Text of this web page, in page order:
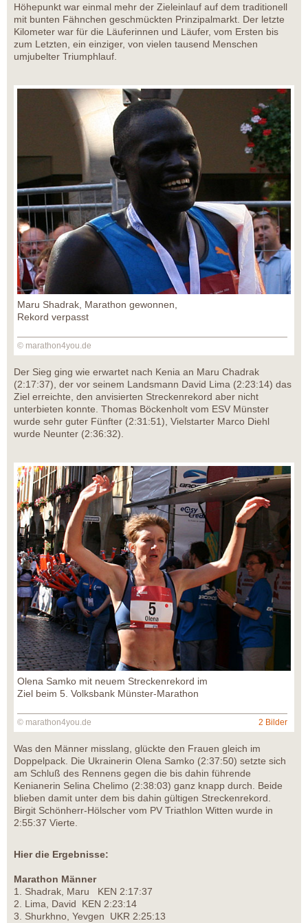
Höhepunkt war einmal mehr der Zieleinlauf auf dem traditionell
mit bunten Fähnchen geschmückten Prinzipalmarkt. Der letzte
Kilometer war für die Läuferinnen und Läufer, vom Ersten bis
zum Letzten, ein einziger, von vielen tausend Menschen
umjubelter Triumphlauf.
Maru Shadrak, Marathon gewonnen,
Rekord verpasst
© marathon4you.de
Der Sieg ging wie erwartet nach Kenia an Maru Chadrak
(2:17:37), der vor seinem Landsmann David Lima (2:23:14) das
Ziel erreichte, den anvisierten Streckenrekord aber nicht
unterbieten konnte. Thomas Böckenholt vom ESV Münster
wurde sehr guter Fünfter (2:31:51), Vielstarter Marco Diehl
wurde Neunter (2:36:32).
Olena Samko mit neuem Streckenrekord im
Ziel beim 5. Volksbank Münster-Marathon
© marathon4you.de 2 Bilder
Was den Männer misslang, glückte den Frauen gleich im
Doppelpack. Die Ukrainerin Olena Samko (2:37:50) setzte sich
am Schluß des Rennens gegen die bis dahin führende
Kenianerin Selina Chelimo (2:38:03) ganz knapp durch. Beide
blieben damit unter dem bis dahin gültigen Streckenrekord.
Birgit Schönherr-Hölscher vom PV Triathlon Witten wurde in
2:55:37 Vierte.
Hier die Ergebnisse:
Marathon Männer
1. Shadrak, Maru KEN 2:17:37
2. Lima, David KEN 2:23:14
3. Shurkhno, Yevgen UKR 2:25:13